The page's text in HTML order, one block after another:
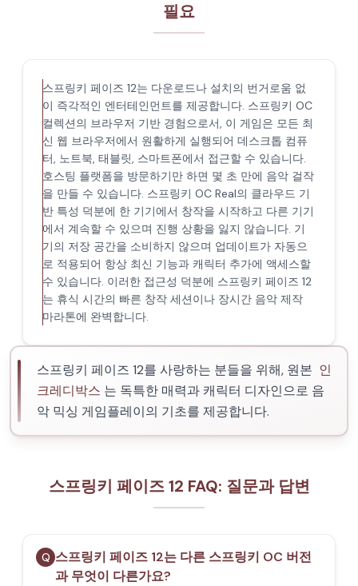
필요
스프링키 페이즈 12는 다운로드나 설치의 번거로움 없
이 즉각적인 엔터테인먼트를 제공합니다. 스프링키 OC
컬렉션의 브라우저 기반 경험으로서, 이 게임은 모든 최
신 웹 브라우저에서 원활하게 실행되어 데스크톱 컴퓨
터, 노트북, 태블릿, 스마트폰에서 접근할 수 있습니다.
호스팅 플랫폼을 방문하기만 하면 몇 초 만에 음악 걸작
을 만들 수 있습니다. 스프링키 OC Real의 클라우드 기
반 특성 덕분에 한 기기에서 창작을 시작하고 다른 기기
에서 계속할 수 있으며 진행 상황을 잃지 않습니다. 기
기의 저장 공간을 소비하지 않으며 업데이트가 자동으
로 적용되어 항상 최신 기능과 캐릭터 추가에 액세스할
수 있습니다. 이러한 접근성 덕분에 스프링키 페이즈 12
는 휴식 시간의 빠른 창작 세션이나 장시간 음악 제작
마라톤에 완벽합니다.
스프링키 페이즈 12를 사랑하는 분들을 위해, 원본 인
크레디박스 는 독특한 매력과 캐릭터 디자인으로 음
악 믹싱 게임플레이의 기초를 제공합니다.
스프링키 페이즈 12 FAQ: 질문과 답변
Q 스프링키 페이즈 12는 다른 스프링키 OC 버전
과 무엇이 다른가요?